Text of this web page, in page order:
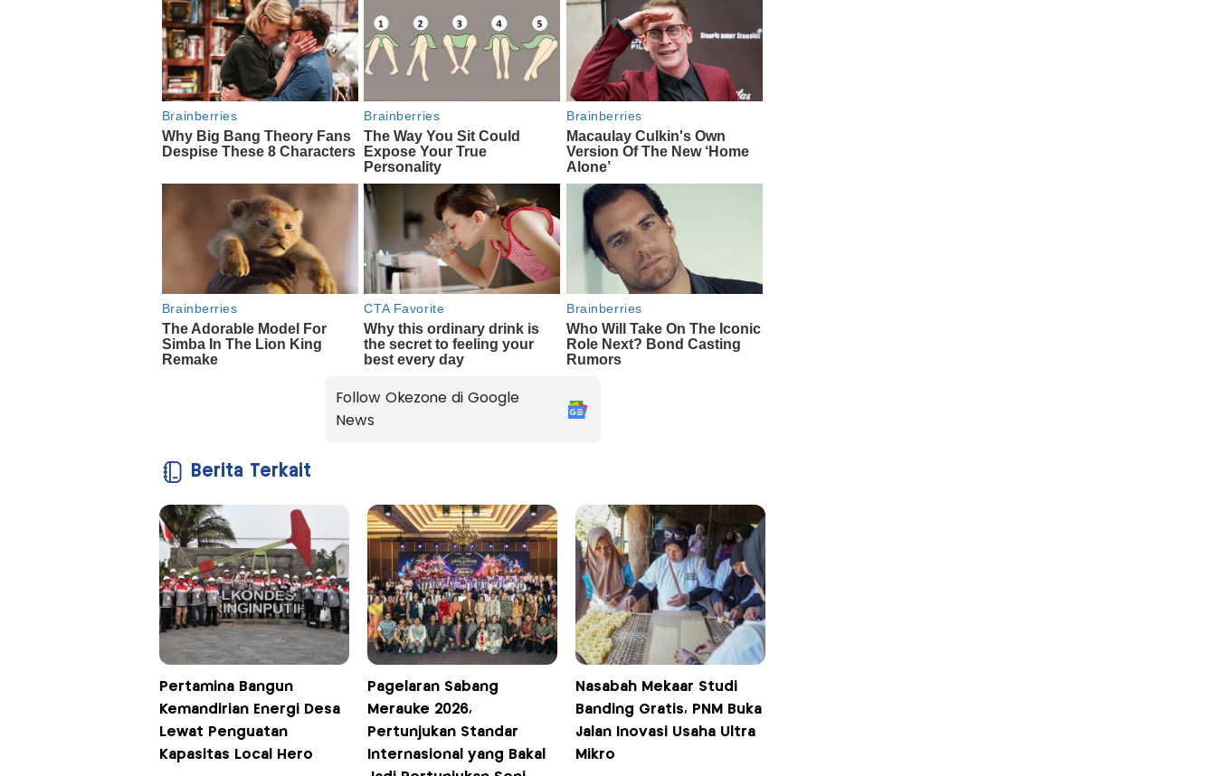
Follow Okezone di Google
News
Berita Terkait
Pertamina Bangun
Kemandirian Energi Desa
Lewat Penguatan
Kapasitas Local Hero
Pagelaran Sabang
Merauke 2026,
Pertunjukan Standar
Internasional yang Bakal
Nasabah Mekaar Studi
Banding Gratis, PNM Buka
Jalan Inovasi Usaha Ultra
Mikro